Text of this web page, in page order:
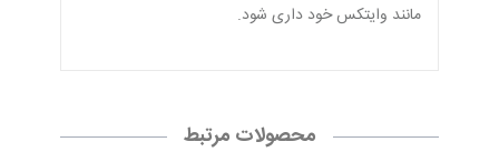
مانند وایتکس خود داری شود.
محصولات مرتبط